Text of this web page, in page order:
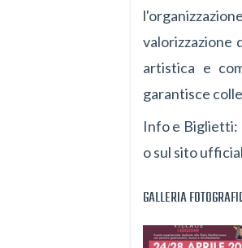
valorizzazione
artistica e
garantisce
Info e Biglietti:
o sul sito
GALLERIA